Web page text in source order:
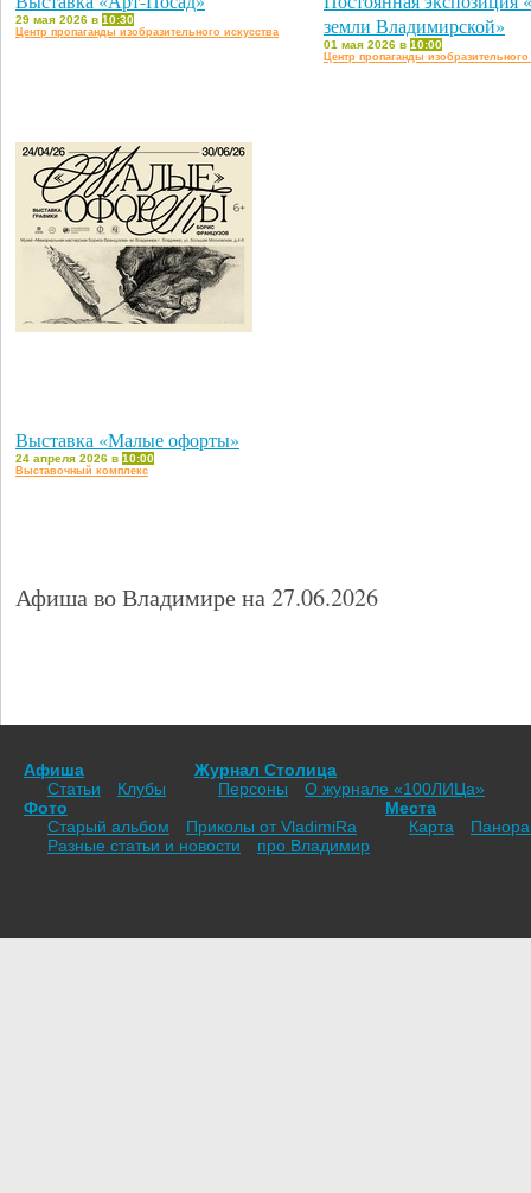
29 мая 2026 в 10:30
Центр пропаганды изобразительного искусства
земли Владимирской»
01 мая 2026 в 10:00
Центр пропаганды изобразительного
Выставка «Малые офорты»
24 апреля 2026 в 10:00
Выставочный комплекс
Афиша во Владимире на 27.06.2026
Афиша
Статьи
Клубы
Журнал Столица
Персоны
О журнале «100ЛИЦа»
Фото
Старый альбом
Приколы от VladimiRа
Места
Карта
Разные статьи и новости
про Владимир